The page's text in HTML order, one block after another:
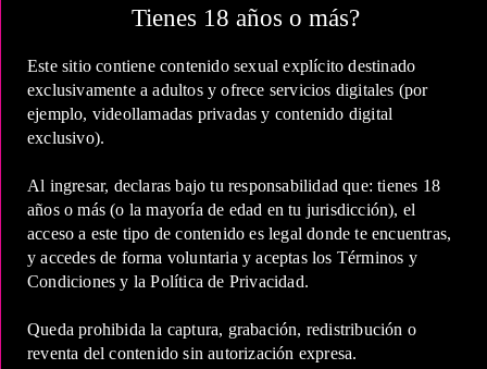
Tienes 18 años o más?
Este sitio contiene contenido sexual explícito destinado
exclusivamente a adultos y ofrece servicios digitales (por
ejemplo, videollamadas privadas y contenido digital
exclusivo).
Al ingresar, declaras bajo tu responsabilidad que: tienes 18
años o más (o la mayoría de edad en tu jurisdicción), el
acceso a este tipo de contenido es legal donde te encuentras,
y accedes de forma voluntaria y aceptas los Términos y
Condiciones y la Política de Privacidad.
Queda prohibida la captura, grabación, redistribución o
reventa del contenido sin autorización expresa.
LIANASUAREZ BOGOTA
MÁS INFORMACIÓN
PAOLA MARTIN
Hola soy Paola Martìn una Prepago de
Bogotà , tengo cabello negro, piel
blanca , ojos negros, atletica . Me
encanta&nbsp ...